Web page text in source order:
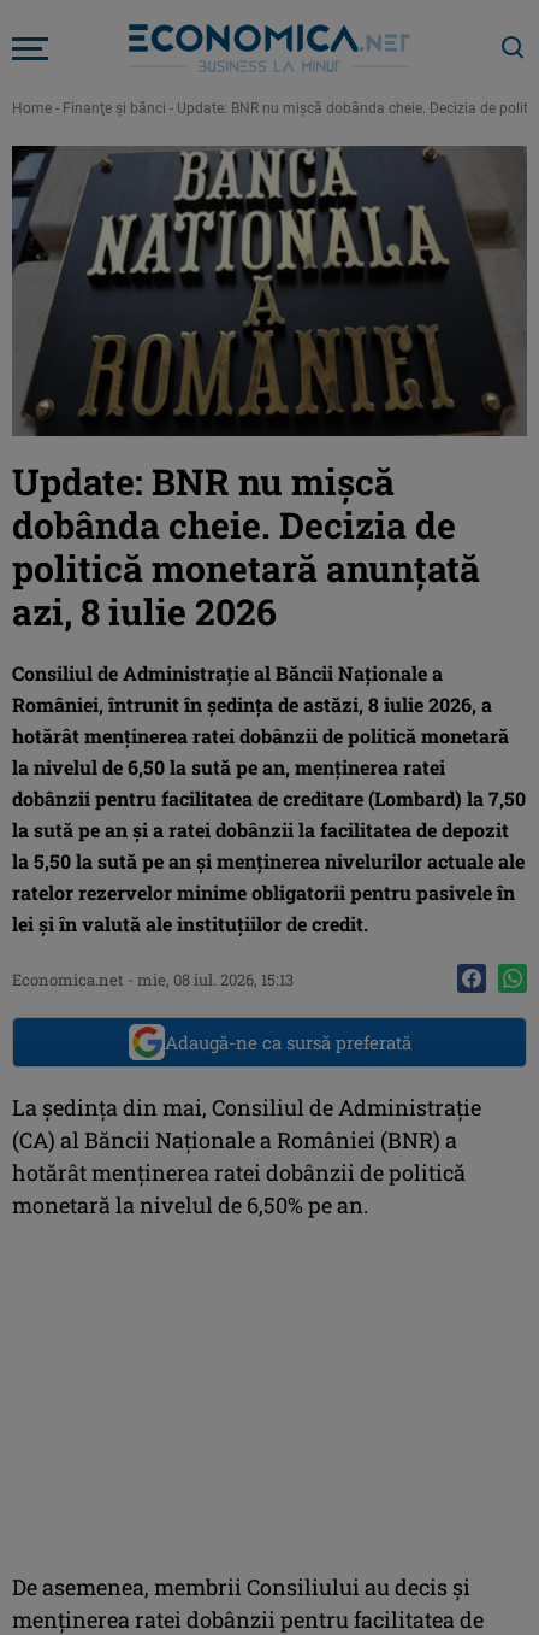
Home - Finanţe şi bănci - Update: BNR nu mişcă dobânda cheie. Decizia de
Update: BNR nu mişcă
dobânda cheie. Decizia de
politică monetară anunţată
azi, 8 iulie 2026
Consiliul de Administrație al Băncii Naționale a
României, întrunit în ședința de astăzi, 8 iulie 2026, a
hotărât menținerea ratei dobânzii de politică monetară
la nivelul de 6,50 la sută pe an, menținerea ratei
dobânzii pentru facilitatea de creditare (Lombard) la 7,50
la sută pe an și a ratei dobânzii la facilitatea de depozit
la 5,50 la sută pe an şi menținerea nivelurilor actuale ale
ratelor rezervelor minime obligatorii pentru pasivele în
lei și în valută ale instituțiilor de credit.
Economica.net - mie, 08 iul. 2026, 15:13
Adaugă-ne ca sursă preferată
La şedinţa din mai, Consiliul de Administraţie
(CA) al Băncii Naţionale a României (BNR) a
hotărât menţinerea ratei dobânzii de politică
monetară la nivelul de 6,50% pe an.
De asemenea, membrii Consiliului au decis şi
menţinerea ratei dobânzii pentru facilitatea de